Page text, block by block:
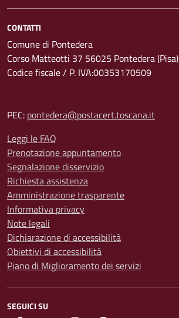
CONTATTI
Comune di Pontedera
Corso Matteotti 37 56025 Pontedera (Pisa)
Codice fiscale / P. IVA:00353170509
PEC: pontedera@postacert.toscana.it
Leggi le FAQ
Prenotazione appuntamento
Segnalazione disservizio
Richiesta assistenza
Amministrazione trasparente
Informativa privacy
Note legali
Dichiarazione di accessibilità
Obiettivi di accessibilità
Piano di Miglioramento dei servizi
SEGUICI SU